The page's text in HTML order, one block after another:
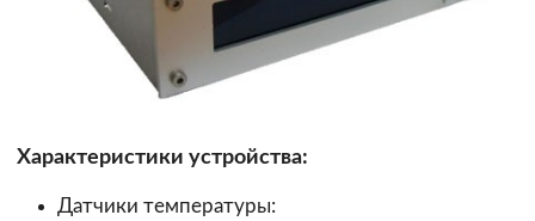
Характеристики устройства:
Датчики температуры: